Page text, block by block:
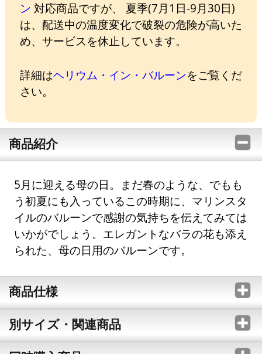
ン 対応商品ですが、 夏季(7月1日-9月30日)
は、配送中の温度変化で破裂の危険が高いた
め、サービスを休止しています。
詳細はヘリウム・イン・バルーンをご覧くだ
さい。
商品紹介
5月に迎える母の日。まだ春のような、でもも
う初夏にも入っているこの時期に、マリンスタ
イルのバルーンで感謝の気持ちを伝えてみては
いかがでしょう。エレガントなバラの花も添え
られた、母の日用のバルーンです。
商品仕様
別サイズ・関連商品